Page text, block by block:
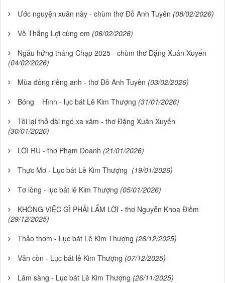
Ước nguyện xuân này - chùm thơ Đỗ Anh Tuyên (08/02/2026)
Về Thắng Lợi cùng em (06/02/2026)
Ngẫu hứng tháng Chạp 2025 - chùm thơ Đặng Xuân Xuyến
(04/02/2026)
Mùa đông riêng anh - thơ Đỗ Anh Tuyên (03/02/2026)
Bóng Hình - lục bát Lê Kim Thượng (31/01/2026)
Tôi lại thở dài ngó xa xăm - thơ Đặng Xuân Xuyến
(30/01/2026)
LỜI RU - thơ Phạm Doanh (21/01/2026)
Thực Mơ - Lục bát Lê Kim Thượng (19/01/2026)
Tơ lòng - lục bát lê Kim Thượng (05/01/2026)
KHÔNG VIỆC GÌ PHẢI LẮM LỜI - thơ Nguyễn Khoa Điềm
(29/12/2025)
Thảo thơm - Lục bát Lê Kim Thượng (26/12/2025)
Vẫn còn - Lục bát lê Kim Thượng (07/12/2025)
Lâm sàng - Lục bát Lê Kim Thượng (26/11/2025)